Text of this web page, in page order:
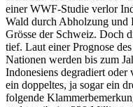
einer WWF-Studie verlor
Wald durch Abholzung und
Grösse der Schweiz. Doch
tief. Laut einer Prognose
Nationen werden bis zum
Indonesiens degradiert
ein doppeltes, ja sogar ein
folgende